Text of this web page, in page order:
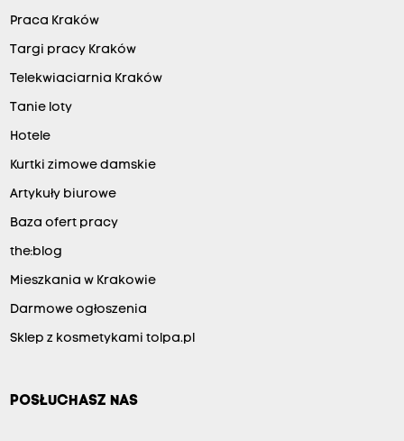
Praca Kraków
Targi pracy Kraków
Telekwiaciarnia Kraków
Tanie loty
Hotele
Kurtki zimowe damskie
Artykuły biurowe
Baza ofert pracy
the:blog
Mieszkania w Krakowie
Darmowe ogłoszenia
Sklep z kosmetykami tolpa.pl
POSŁUCHASZ NAS